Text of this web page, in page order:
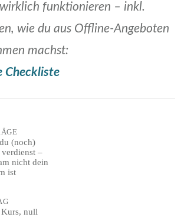
funktionieren – inkl.
wie du aus Offline-Angeboten
machst:
Checkliste
(noch)
–
nicht dein
ist
null